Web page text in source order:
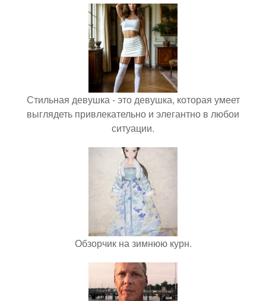
Стильная девушка - это девушка, которая умеет
выглядеть привлекательно и элегантно в любои
ситуации.
Обзорчик на зимнюю курн.